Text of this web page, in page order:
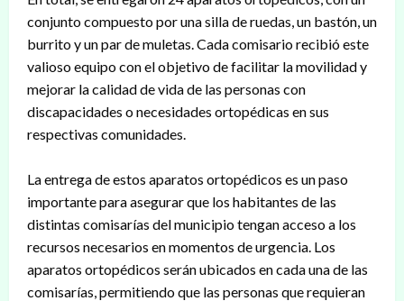
conjunto compuesto por una silla de ruedas, un bastón, un
burrito y un par de muletas. Cada comisario recibió este
valioso equipo con el objetivo de facilitar la movilidad y
mejorar la calidad de vida de las personas con
discapacidades o necesidades ortopédicas en sus
respectivas comunidades.
La entrega de estos aparatos ortopédicos es un paso
importante para asegurar que los habitantes de las
distintas comisarías del municipio tengan acceso a los
recursos necesarios en momentos de urgencia. Los
aparatos ortopédicos serán ubicados en cada una de las
comisarías, permitiendo que las personas que requieran